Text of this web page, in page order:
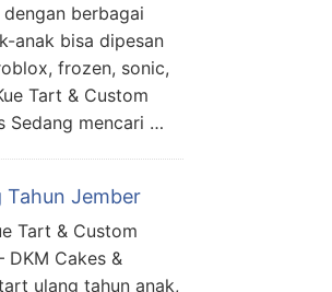
berbagai
anak bisa dipesan
frozen, sonic,
Tart & Custom
Sedang mencari …
Tahun Jember
Tart & Custom
DKM Cakes &
ulang tahun anak,